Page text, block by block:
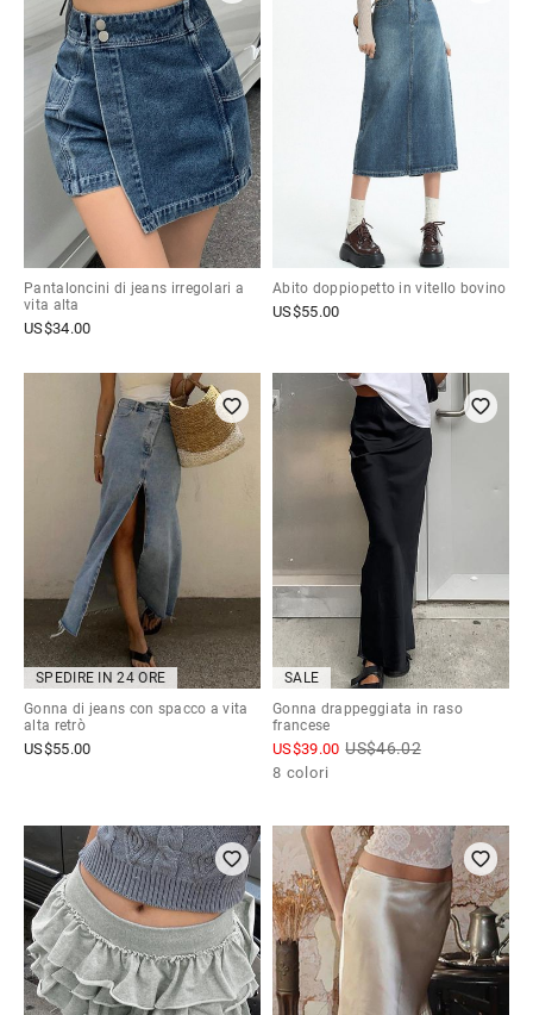
Pantaloncini di jeans irregolari a
vita alta
US$34.00
Abito doppiopetto in vitello bovino
US$55.00
SPEDIRE IN 24 ORE
Gonna di jeans con spacco a vita
alta retrò
US$55.00
SALE
Gonna drappeggiata in raso
francese
US$39.00 US$46.02
8 colori